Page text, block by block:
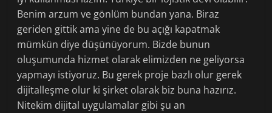
Benim arzum ve gönlüm bundan yana. Biraz
geriden gittik ama yine de bu açığı kapatmak
mümkün diye düşünüyorum. Bizde bunun
oluşumunda hizmet olarak elimizden ne geliyorsa
yapmayı istiyoruz. Bu gerek proje bazlı olur gerek
dijitalleşme olur ki şirket olarak biz buna hazırız.
Nitekim dijital uygulamalar gibi şu an